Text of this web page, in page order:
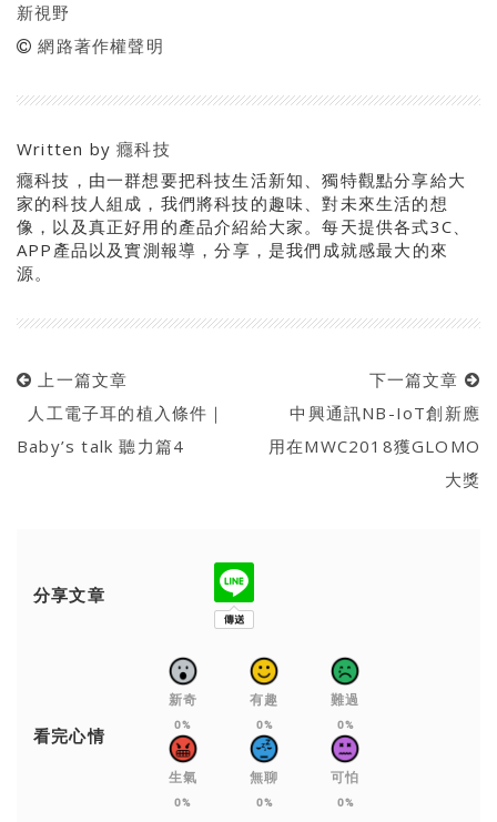
新視野
網路著作權聲明
Written by癮科技
癮科技，由一群想要把科技生活新知、獨特觀點分享給大
家的科技人組成，我們將科技的趣味、對未來生活的想
像，以及真正好用的產品介紹給大家。每天提供各式3C、
APP產品以及實測報導，分享，是我們成就感最大的來
源。
上一篇文章
人工電子耳的植入條件｜
Baby’s talk 聽力篇4
下一篇文章
中興通訊NB-IoT創新應
用在MWC2018獲GLOMO
大獎
分享文章
看完心情
新奇
0%
有趣
0%
難過
0%
生氣
0%
無聊
0%
可怕
0%